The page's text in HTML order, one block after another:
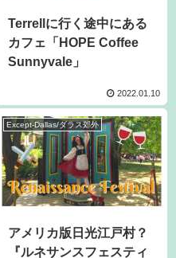
Terrellに行く途中にある
カフェ「HOPE Coffee
Sunnyvale」
2022.01.10
Except-Dallas/ダラス郊外
アメリカ版日光江戸村？
『ルネサンスフェスティ